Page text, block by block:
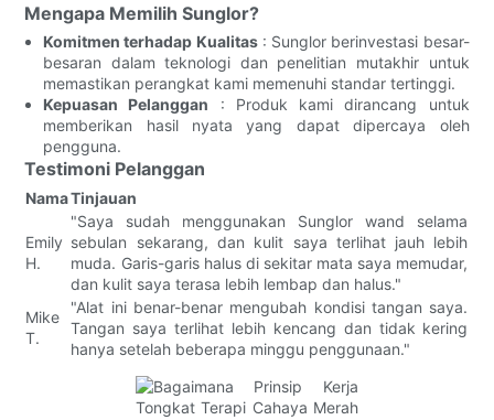
Mengapa Memilih Sunglor?
Komitmen terhadap Kualitas: Sunglor berinvestasi besar-
besaran dalam teknologi dan penelitian mutakhir untuk
memastikan perangkat kami memenuhi standar tertinggi.
Kepuasan Pelanggan : Produk kami dirancang untuk
memberikan hasil nyata yang dapat dipercaya oleh
pengguna.
Testimoni Pelanggan
NamaTinjauan
Emily
H.
"Saya sudah menggunakan Sunglor wand selama
sebulan sekarang, dan kulit saya terlihat jauh lebih
muda. Garis-garis halus di sekitar mata saya memudar,
dan kulit saya terasa lebih lembap dan halus."
Mike
T.
"Alat ini benar-benar mengubah kondisi tangan saya.
Tangan saya terlihat lebih kencang dan tidak kering
hanya setelah beberapa minggu penggunaan."